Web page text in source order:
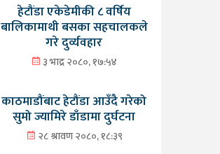
हेटौंडा एकेडेमीकी ८ वर्षिय
बालिकामाथी बसका सहचालकले
गरे दुर्व्यवहार
३ भाद्र २०८०, १७:५४
काठमाडौंबाट हेटौंडा आउँदै गरेको
सुमो ज्यामिरे डाँडामा दुर्घटना
२८ श्रावण २०८०, १८:३९